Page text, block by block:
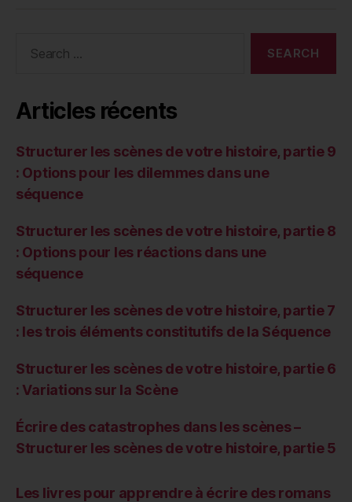
Articles récents
Structurer les scènes de votre histoire, partie 9
: Options pour les dilemmes dans une
séquence
Structurer les scènes de votre histoire, partie 8
: Options pour les réactions dans une
séquence
Structurer les scènes de votre histoire, partie 7
: les trois éléments constitutifs de la Séquence
Structurer les scènes de votre histoire, partie 6
: Variations sur la Scène
Écrire des catastrophes dans les scènes –
Structurer les scènes de votre histoire, partie 5
Les livres pour apprendre à écrire des romans